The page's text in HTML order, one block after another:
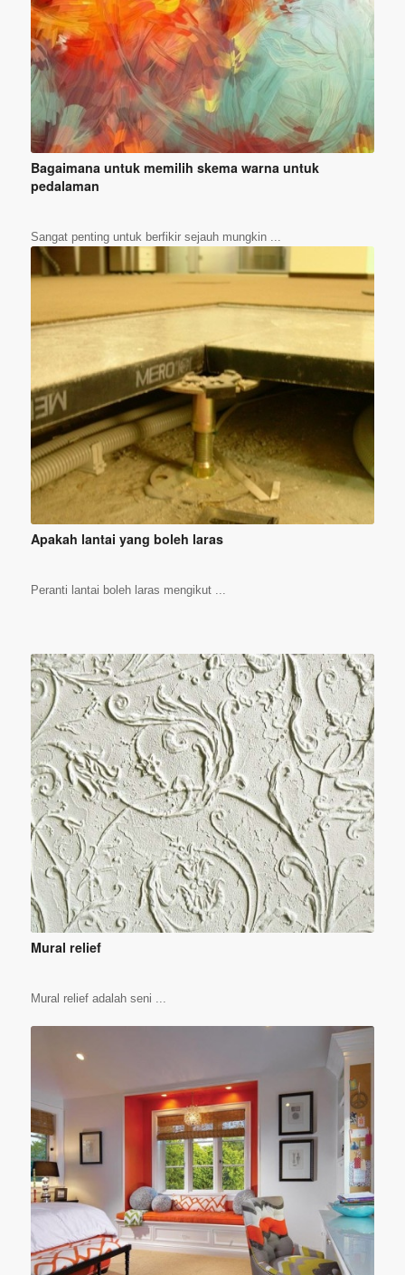
Bagaimana untuk memilih skema warna untuk
pedalaman
Sangat penting untuk berfikir sejauh mungkin ...
Apakah lantai yang boleh laras
Peranti lantai boleh laras mengikut ...
Mural relief
Mural relief adalah seni ...